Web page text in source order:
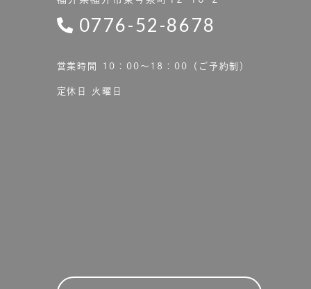
0776-52-8678
営業時間 10：00〜18：00（ご予約制）
定休日 火曜日